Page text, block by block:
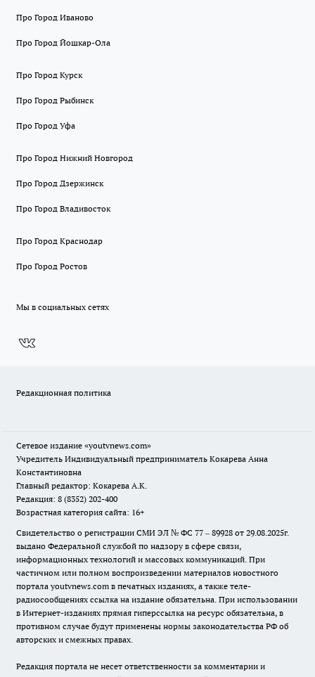
Про Город Иваново
Про Город Йошкар-Ола
Про Город Курск
Про Город Рыбинск
Про Город Уфа
Про Город Нижний Новгород
Про Город Дзержинск
Про Город Владивосток
Про Город Краснодар
Про Город Ростов
Мы в социальных сетях
Редакционная политика
Сетевое издание «youtvnews.com»
Учредитель Индивидуальный предприниматель Кокарева Анна
Константиновна
Главный редактор: Кокарева А.К.
Редакция: 8 (8352) 202-400
Возрастная категория сайта: 16+
Свидетельство о регистрации СМИ ЭЛ № ФС 77 – 89928 от 29.08.2025г.
выдано Федеральной службой по надзору в сфере связи,
информационных технологий и массовых коммуникаций. При
частичном или полном воспроизведении материалов новостного
портала youtvnews.com в печатных изданиях, а также теле-
радиосообщениях ссылка на издание обязательна. При использовании
в Интернет-изданиях прямая гиперссылка на ресурс обязательна, в
противном случае будут применены нормы законодательства РФ об
авторских и смежных правах.
Редакция портала не несет ответственности за комментарии и